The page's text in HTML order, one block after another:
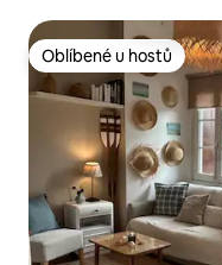
Oblíbené u hostů
Oblíbené u hostů